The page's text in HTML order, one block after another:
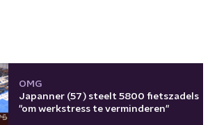
OMG
Japanner (57) steelt 5800 fietszadels
"om werkstress te verminderen"